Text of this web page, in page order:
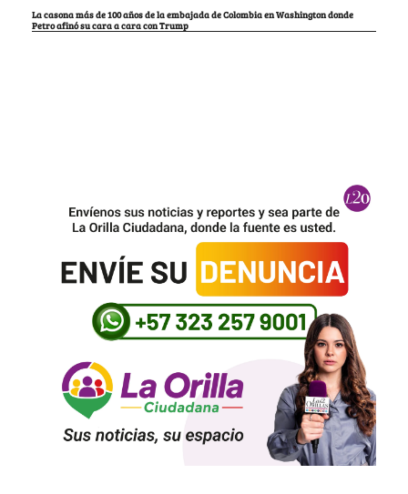
La casona más de 100 años de la embajada de Colombia en Washington donde
Petro afinó su cara a cara con Trump